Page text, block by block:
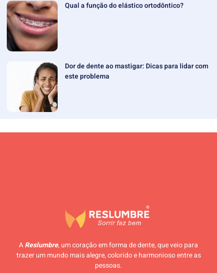
Qual a função do elástico ortodôntico?
Dor de dente ao mastigar: Dicas para lidar com
este problema
AReslumbre, um coração em forma de dente, que veio para
trazer um mundo mais alegre, colorido e harmonioso entre as
pessoas.